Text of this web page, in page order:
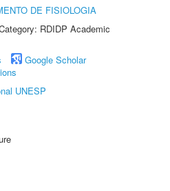
DE FISIOLOGIA
RDIDP Academic
Google Scholar
UNESP